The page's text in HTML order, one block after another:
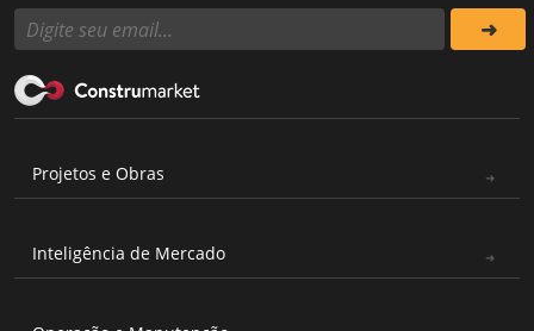
Projetos e Obras
Inteligência de Mercado